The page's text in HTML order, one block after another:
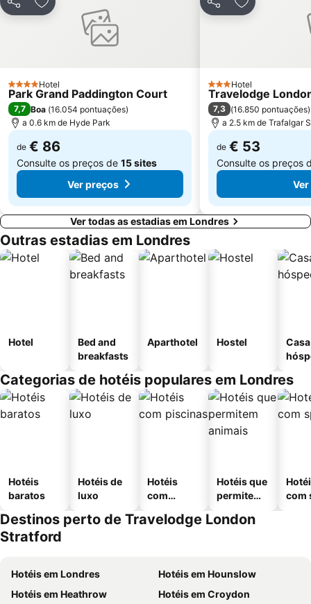
Earls Court
Tottenham
Museu Britânico
Shoreditch
PartilharAdicionar aos favoritos
4 Estrelas
Hotel
Park Grand Paddington Court
7,7 Boa (16.054 pontuações)
a 0.6 km de Hyde Park
de € 86
Consulte os preços de 15 sites
Ver preços
PartilharAdicionar
3 Estrelas
Hotel
Travelodge
7,3 (16.850 pontuações)
a 2.5 km de Trafalgar
de € 53
Consulte os preços
Ver todas as estadias em Londres
Outras estadias em Londres
Hotel
Bed and
breakfasts
Aparthotel Hostel
Categorias de hotéis populares em Londres
Hotéis
baratos
Hotéis de
luxo
Hotéis
com
Hotéis que
permitem
com
Destinos perto de Travelodge London
Stratford
Hotéis em Londres
Hotéis em Hounslow
Hotéis em Heathrow
Hotéis em Croydon